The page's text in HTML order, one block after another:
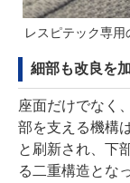
レスピテック専
細部も改良を
座面だけでなく
部を支える機構
と刷新され、下
る二重構造とな